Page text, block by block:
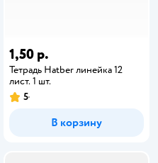
1,50 р.
Тетрадь Hatber линейка 12
лист. 1 шт.
5
В корзину